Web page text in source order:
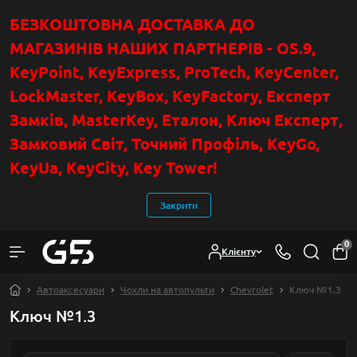
БЕЗКОШТОВНА ДОСТАВКА ДО
МАГАЗИНІВ НАШИХ ПАРТНЕРІВ - OS.9,
KeyPoint, KeyExpress, ProTech, KeyCenter,
LockMaster, KeyBox, KeyFactory, Експерт
Замків, MasterKey, Еталон, Ключ Експерт,
Замковий Світ, Точний Профіль, KeyGo,
KeyUa, KeyCity, Key Tower!
Закрити
Клієнту
0
Автоаксесуари Чохли на автопульти Chevrolet Ключ №1.3
Ключ №1.3